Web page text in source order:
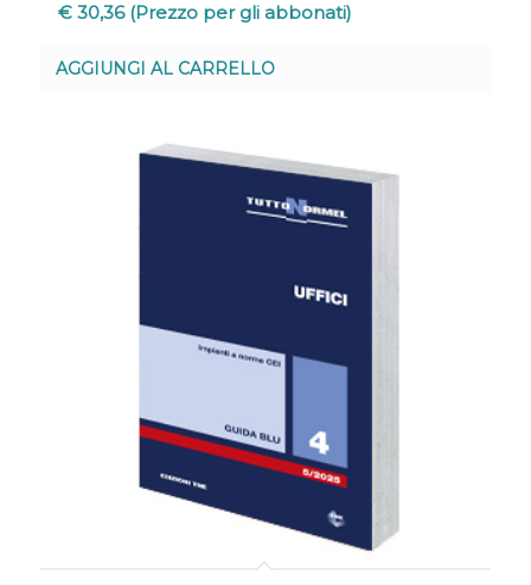
€ 30,36(Prezzo per gli abbonati)
AGGIUNGI AL CARRELLO